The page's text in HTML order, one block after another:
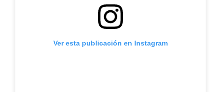
Ver esta publicación en Instagram